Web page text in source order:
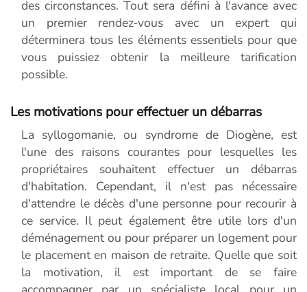
des circonstances. Tout sera défini à l'avance avec
un premier rendez-vous avec un expert qui
déterminera tous les éléments essentiels pour que
vous puissiez obtenir la meilleure tarification
possible.
Les motivations pour effectuer un débarras
La syllogomanie, ou syndrome de Diogène, est
l'une des raisons courantes pour lesquelles les
propriétaires souhaitent effectuer un débarras
d'habitation. Cependant, il n'est pas nécessaire
d'attendre le décès d'une personne pour recourir à
ce service. Il peut également être utile lors d'un
déménagement ou pour préparer un logement pour
le placement en maison de retraite. Quelle que soit
la motivation, il est important de se faire